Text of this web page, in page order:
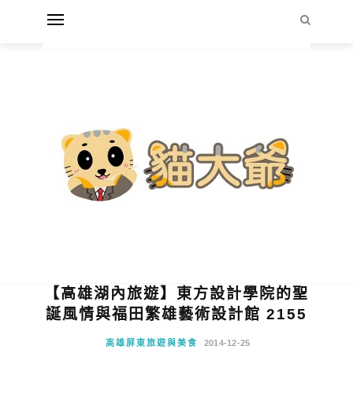
【高雄湖內旅遊】東方設計學院的聖
誕風情與福田繁雄藝術設計館 2155
高雄屏東旅遊與美食 2014-12-25